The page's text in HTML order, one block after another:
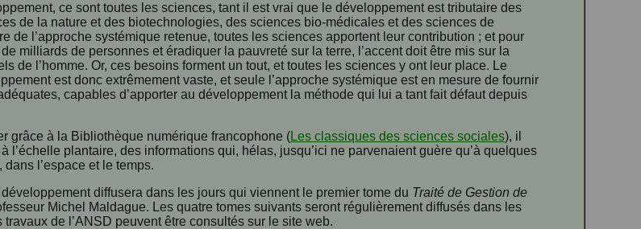
ce sont toutes les sciences, tant il est vrai que le développement est tributaire des
de la nature et des biotechnologies, des sciences bio-médicales et des sciences de
de l’approche systémique retenue, toutes les sciences apportent leur contribution ; et pour
milliards de personnes et éradiquer la pauvreté sur la terre, l’accent doit être mis sur la
de l’homme. Or, ces besoins forment un tout, et toutes les sciences y ont leur place. Le
est donc extrêmement vaste, et seule l’approche systémique est en mesure de fournir
capables d’apporter au développement la méthode qui lui a tant fait défaut depuis
grâce à la Bibliothèque numérique francophone (Les classiques des sciences sociales), il
l’échelle plantaire, des informations qui, hélas, jusqu’ici ne parvenaient guère qu’à quelques
l’espace et le temps.
diffusera dans les jours qui viennent le premier tome du Traité de Gestion de
Michel Maldague. Les quatre tomes suivants seront régulièrement diffusés dans les
de l’ANSD peuvent être consultés sur le site web.